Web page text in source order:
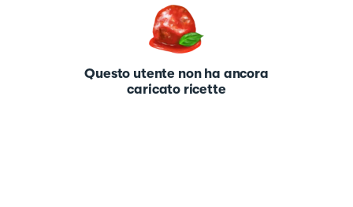
Questo utente non ha ancora
caricato ricette